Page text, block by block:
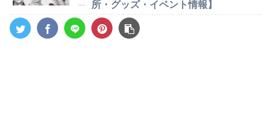
所・グッズ・イベント情報】